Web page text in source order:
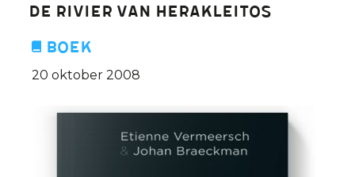
'De
Jonathan
De Rivier van Herakleitos
Boek
20 oktober 2008